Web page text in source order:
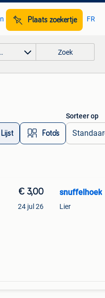
Plaats zoekertje FR
Zoek
Lijst Foto’s
Sorteer op
€ 3,00
24 jul 26
snuffelhoek
Lier